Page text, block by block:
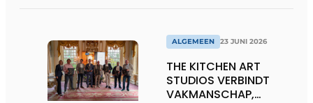
ALGEMEEN 23 JUNI 2026
THE KITCHEN ART
STUDIOS VERBINDT
VAKMANSCHAP,